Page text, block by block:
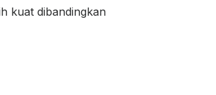
kuat dibandingkan